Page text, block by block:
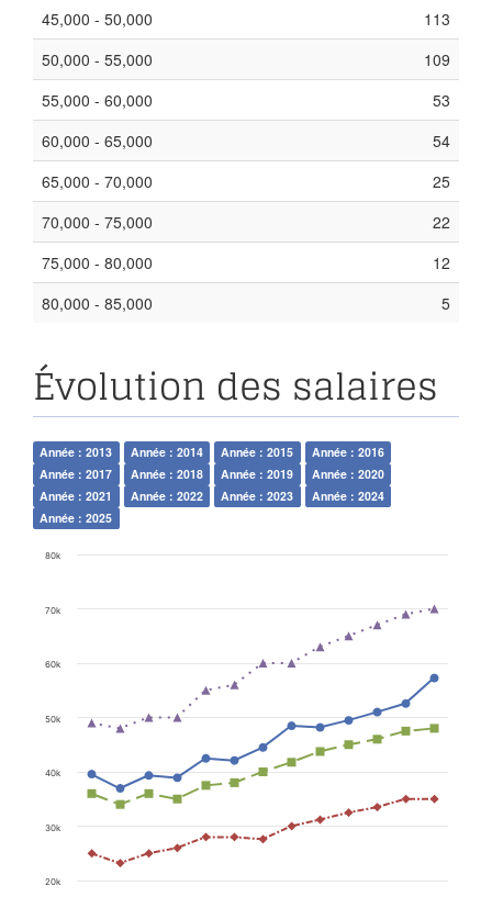
45,000 - 50,000
113
50,000 - 55,000
109
55,000 - 60,000
53
60,000 - 65,000
54
65,000 - 70,000
25
70,000 - 75,000
22
75,000 - 80,000
12
80,000 - 85,000
5
Évolution des salaires
Année : 2013 Année : 2014 Année : 2015
Année : 2016
Année : 2017
Année : 2018 Année : 2019
Année : 2020
Année : 2021
Année : 2022 Année : 2023
Année : 2024
Année : 2025
20k
30k
40k
50k
60k
70k
80k